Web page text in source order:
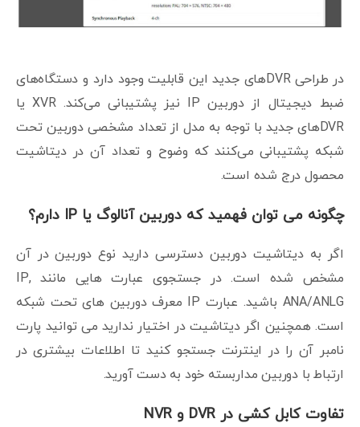
در طراحی DVRهای جدید این قابلیت وجود دارد و دستگاه‌های
ضبط دیجیتال از دوربین IP نیز پشتیبانی می‌کند. XVR یا
DVRهای جدید با توجه به مدل از تعداد مشخصی دوربین تحت
شبکه پشتیبانی می‌کنند که وضوح و تعداد آن در دیتاشیت
محصول درج شده است.
چگونه می توان فهمید که دوربین آنالوگ یا IP دارم؟
اگر به دیتاشیت دوربین دسترسی دارید نوع دوربین در آن
مشخص شده است. در جستجوی عبارت هایی مانند IP,
ANA/ANLG باشید. عبارت IP معرف دوربین های تحت شبکه
است. همچنین اگر دیتاشیت در اختیار ندارید می توانید پارت
نامبر آن را در اینترنت جستجو کنید تا اطلاعات بیشتری در
ارتباط با دوربین مداربسته خود به دست آورید.
تفاوت کابل کشی در DVR و NVR